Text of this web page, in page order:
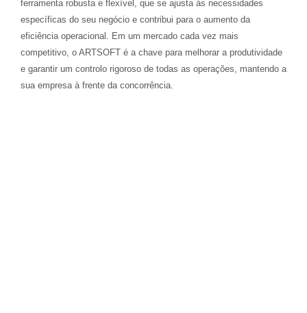
ferramenta robusta e flexível, que se ajusta às necessidades
específicas do seu negócio e contribui para o aumento da
eficiência operacional. Em um mercado cada vez mais
competitivo, o ARTSOFT é a chave para melhorar a produtividade
e garantir um controlo rigoroso de todas as operações, mantendo a
sua empresa à frente da concorrência.